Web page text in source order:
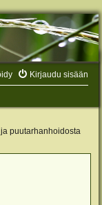
Kirjaudu sisään
puutarhanhoidosta